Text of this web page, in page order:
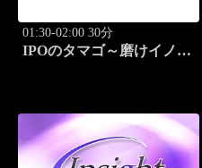
01:30-02:00 30分
IPOのタマゴ～磨けイノベ